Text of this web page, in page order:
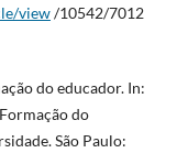
view/10542/7012
do educador. In:
do
São Paulo: